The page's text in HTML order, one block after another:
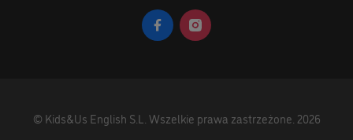
© Kids&Us English S.L. Wszelkie prawa zastrzeżone. 2026